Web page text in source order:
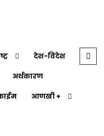
देश-विदेश
अर्थकारण
आणखी +